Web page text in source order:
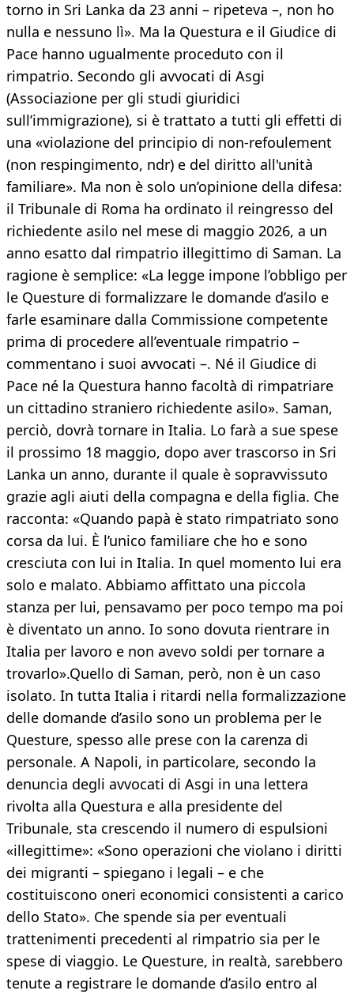
torno in Sri Lanka da 23 anni – ripeteva –, non ho
nulla e nessuno lì». Ma la Questura e il Giudice di
Pace hanno ugualmente proceduto con il
rimpatrio. Secondo gli avvocati di Asgi
(Associazione per gli studi giuridici
sull’immigrazione), si è trattato a tutti gli effetti di
una «violazione del principio di non-refoulement
(non respingimento, ndr) e del diritto all'unità
familiare». Ma non è solo un’opinione della difesa:
il Tribunale di Roma ha ordinato il reingresso del
richiedente asilo nel mese di maggio 2026, a un
anno esatto dal rimpatrio illegittimo di Saman. La
ragione è semplice: «La legge impone l’obbligo per
le Questure di formalizzare le domande d’asilo e
farle esaminare dalla Commissione competente
prima di procedere all’eventuale rimpatrio –
commentano i suoi avvocati –. Né il Giudice di
Pace né la Questura hanno facoltà di rimpatriare
un cittadino straniero richiedente asilo». Saman,
perciò, dovrà tornare in Italia. Lo farà a sue spese
il prossimo 18 maggio, dopo aver trascorso in Sri
Lanka un anno, durante il quale è sopravvissuto
grazie agli aiuti della compagna e della figlia. Che
racconta: «Quando papà è stato rimpatriato sono
corsa da lui. È l’unico familiare che ho e sono
cresciuta con lui in Italia. In quel momento lui era
solo e malato. Abbiamo affittato una piccola
stanza per lui, pensavamo per poco tempo ma poi
è diventato un anno. Io sono dovuta rientrare in
Italia per lavoro e non avevo soldi per tornare a
trovarlo».Quello di Saman, però, non è un caso
isolato. In tutta Italia i ritardi nella formalizzazione
delle domande d’asilo sono un problema per le
Questure, spesso alle prese con la carenza di
personale. A Napoli, in particolare, secondo la
denuncia degli avvocati di Asgi in una lettera
rivolta alla Questura e alla presidente del
Tribunale, sta crescendo il numero di espulsioni
«illegittime»: «Sono operazioni che violano i diritti
dei migranti – spiegano i legali – e che
costituiscono oneri economici consistenti a carico
dello Stato». Che spende sia per eventuali
trattenimenti precedenti al rimpatrio sia per le
spese di viaggio. Le Questure, in realtà, sarebbero
tenute a registrare le domande d’asilo entro al